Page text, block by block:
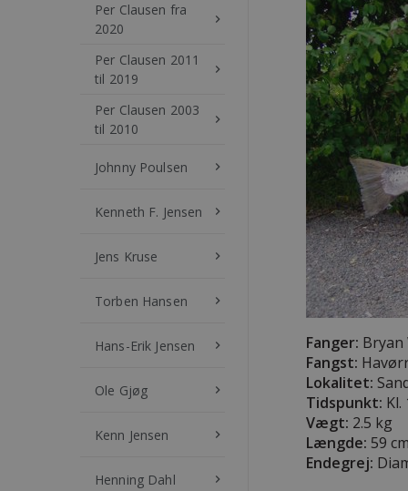
Per Clausen fra
2020
keyboard_arrow_right
Per Clausen 2011
til 2019
keyboard_arrow_right
Per Clausen 2003
til 2010
keyboard_arrow_right
Johnny Poulsen keyboard_arrow_right
Kenneth F. Jensen keyboard_arrow_right
Jens Kruse keyboard_arrow_right
Torben Hansen keyboard_arrow_right
Hans-Erik Jensen keyboard_arrow_right
Ole Gjøg keyboard_arrow_right
Kenn Jensen keyboard_arrow_right
Henning Dahl keyboard_arrow_right
Fanger: Bryan
Fangst:
Lokalitet:
Tidspunkt: Kl.
Vægt: 2.5 kg
Længde: 59 cm
Endegrej: